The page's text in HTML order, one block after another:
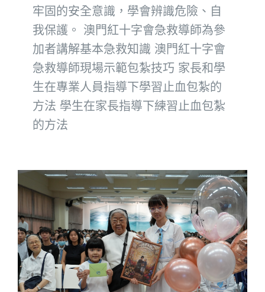
牢固的安全意識，學會辨識危險、自
我保護。 澳門紅十字會急救導師為參
加者講解基本急救知識 澳門紅十字會
急救導師現場示範包紮技巧 家長和學
生在專業人員指導下學習止血包紮的
方法 學生在家長指導下練習止血包紮
的方法